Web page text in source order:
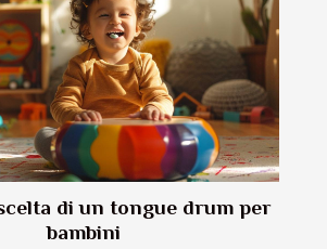
di un tongue drum per
bambini